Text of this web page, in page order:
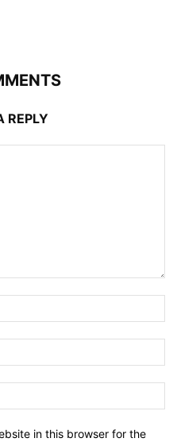
REPLY
in this browser for the